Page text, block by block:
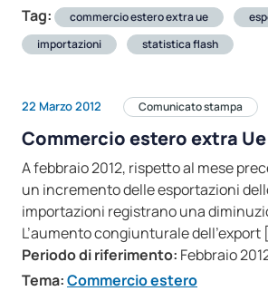
Tag:
commercio estero extra ue
importazioni
statistica flash
22 Marzo 2012 Comunicato stampa
Commercio estero extra Ue
A febbraio 2012, rispetto al mese
un incremento delle esportazioni
importazioni registrano una
L’aumento congiunturale dell’export
Periodo di riferimento: Febbraio
Tema:Commercio estero